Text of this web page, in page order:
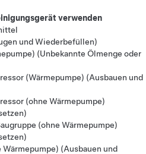
verwenden
und Wiederbefüllen)
(Unbekannte Ölmenge oder
(Wärmepumpe) (Ausbauen und
(ohne Wärmepumpe)
(ohne Wärmepumpe)
Wärmepumpe) (Ausbauen und